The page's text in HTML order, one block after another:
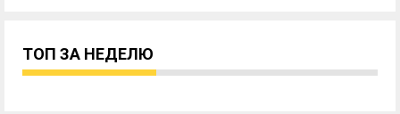
ТОП ЗА НЕДЕЛЮ